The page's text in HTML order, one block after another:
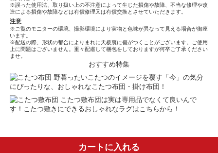
※誤った使用法、取り扱い上の不注意によって生じた損傷や故障、不当な修理や改
造による損傷や故障などは有償修理又は有償交換とさせていただきます。
注意
※ご覧のモニターの環境、撮影環境により実物と色味が異なって見える場合が御座
います。
※配送の際、形状の都合によりまれに天板裏に傷がつくことがございます。ご使用
上に問題はございません。重々配慮して梱包をしておりますが何卒ご了承ください
ませ。
おすすめ特集
野暮ったいこたつのイメージを覆す「今」の気分
にぴったりな、おしゃれなこたつ布団・掛け布団！
こたつ敷布団は実は専用品でなくて良いんで
す！こたつ敷きにできるおしゃれなラグはこちらから！
カートに入れる